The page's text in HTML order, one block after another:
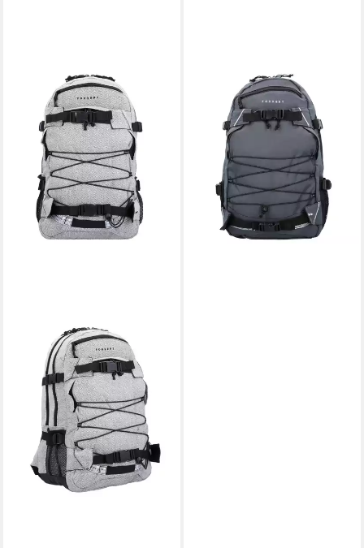
Wanderrucksack, Polyester
38,29 € UVP69,99 €
lieferbar - in 2-3 Werktagen bei dir